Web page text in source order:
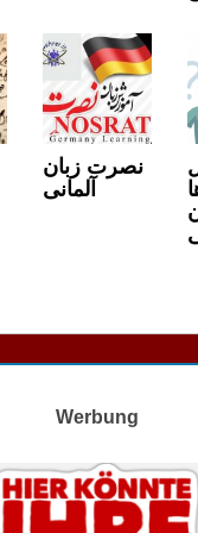
نصرت زبان
آلمانی
Werbung